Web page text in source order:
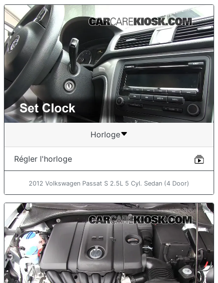
Horloge
Régler l'horloge
2012 Volkswagen Passat S 2.5L 5 Cyl. Sedan (4 Door)